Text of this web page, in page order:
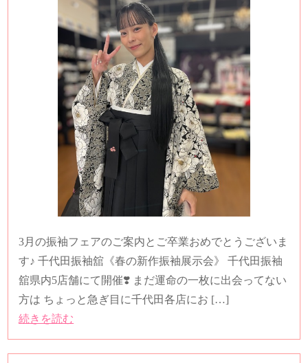
3月の振袖フェアのご案内とご卒業おめでとうございま
す♪ 千代田振袖舘《春の新作振袖展示会》 千代田振袖
舘県内5店舗にて開催❣️ まだ運命の一枚に出会ってない
方は ちょっと急ぎ目に千代田各店にお […]
続きを読む